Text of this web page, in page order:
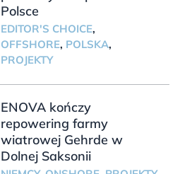
Polsce
EDITOR'S CHOICE,
OFFSHORE, POLSKA,
PROJEKTY
ENOVA kończy
repowering farmy
wiatrowej Gehrde w
Dolnej Saksonii